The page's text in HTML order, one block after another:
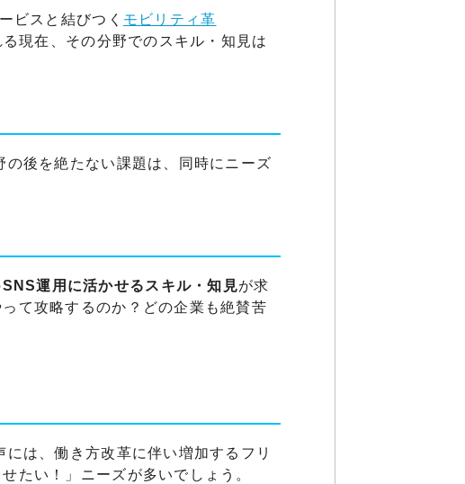
ビスと結びつく モビリティ革
現在、その分野でのスキル・知見は
後を絶たない課題は、同時にニーズ
SNS運用に活かせるスキル・知見が求
て攻略するのか？どの企業も絶賛苦
は、働き方改革に伴い増加するフリ
たい！」ニーズが多いでしょう。